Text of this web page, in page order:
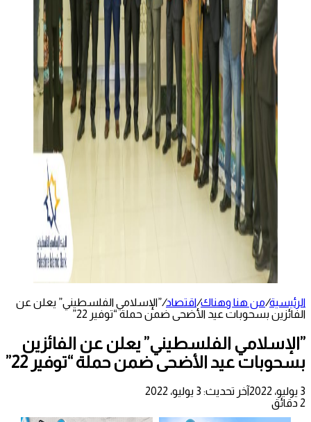
الرئيسية/من هنا وهناك/اقتصاد/”الإسلامي الفلسطيني” يعلن عن
الفائزين بسحوبات عيد الأضحى ضمن حملة “توفير 22”
”الإسلامي الفلسطيني” يعلن عن الفائزين
بسحوبات عيد الأضحى ضمن حملة “توفير 22”
3 يوليو، 2022
آخر تحديث: 3 يوليو، 2022
2 دقائق